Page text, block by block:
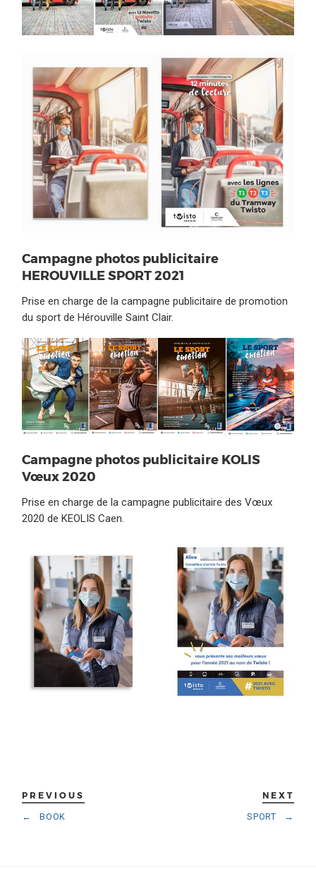
Campagne photos publicitaire
HEROUVILLE SPORT 2021
Prise en charge de la campagne publicitaire de promotion
du sport de Hérouville Saint Clair.
Campagne photos publicitaire KOLIS
Vœux 2020
Prise en charge de la campagne publicitaire des Vœux
2020 de KEOLIS Caen.
PREVIOUS
← BOOK
NEXT
SPORT →